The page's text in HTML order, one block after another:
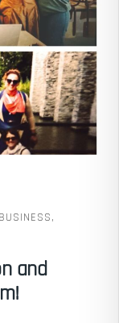
BUSINESS,
and